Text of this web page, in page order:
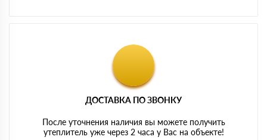
ДОСТАВКА ПО ЗВОНКУ
После уточнения наличия вы можете получить
утеплитель уже через 2 часа у Вас на объекте!